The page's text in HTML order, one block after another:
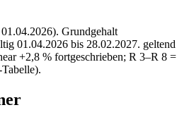
. Grundgehalt
01.04.2026 bis 28.02.2027. geltend
+2,8 % fortgeschrieben; R 3–R 8 =
.